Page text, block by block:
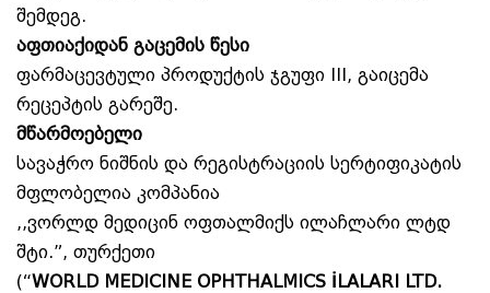
შემდეგ.
აფთიაქიდან გაცემის წესი
ფარმაცევტული პროდუქტის ჯგუფი III, გაიცემა
რეცეპტის გარეშე.
მწარმოებელი
სავაჭრო ნიშნის და რეგისტრაციის სერტიფიკატის
მფლობელია კომპანია
,,ვორლდ მედიცინ ოფთალმიქს ილაჩლარი ლტდ
შტი.”, თურქეთი
(“WORLD MEDICINE OPHTHALMICS İLAҪLARI LTD.